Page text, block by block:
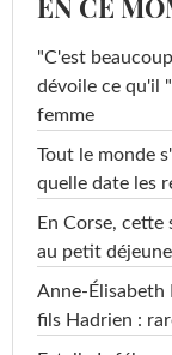
EN CE
"C'est
dévoile ce qu'il
femme
Tout le monde
quelle date les
En Corse,
au petit
Anne-Élisabeth
fils Hadrien :